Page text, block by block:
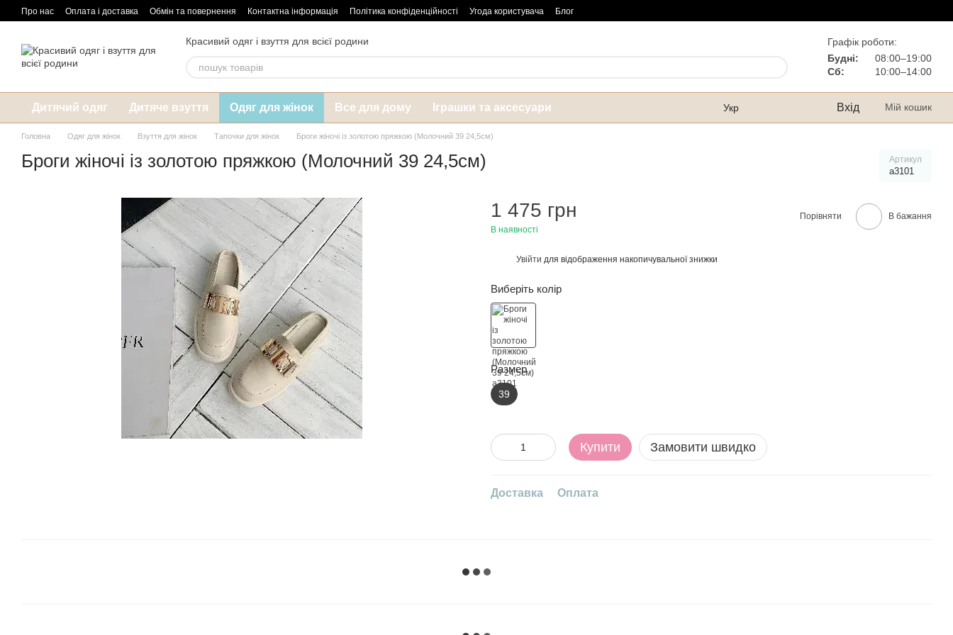
Перейти до основного контенту
Про нас Оплата і доставка Обмін та повернення Контактна інформація Політика конфіденційності Угода користувача Блог
Красивий одяг і взуття для всієї родини
Графік роботи:
Будні:
08:00–19:00
Сб:
10:00–14:00
Дитячий одяг Дитяче взуття Одяг для жінок Все для дому Іграшки та аксесуари Укр Вхід Мій кошик
Головна Одяг для жінок Взуття для жінок Тапочки для жінок Броги жіночі із золотою пряжкою (Молочний 39 24,5см)
Броги жіночі із золотою пряжкою (Молочний 39 24,5см) Артикул
а3101
1 475 грн
В наявності
Порівняти В бажання
Увійти для відображення накопичувальної знижки
Виберіть колір
Размер
39
Купити Замовити швидко
Доставка Оплата